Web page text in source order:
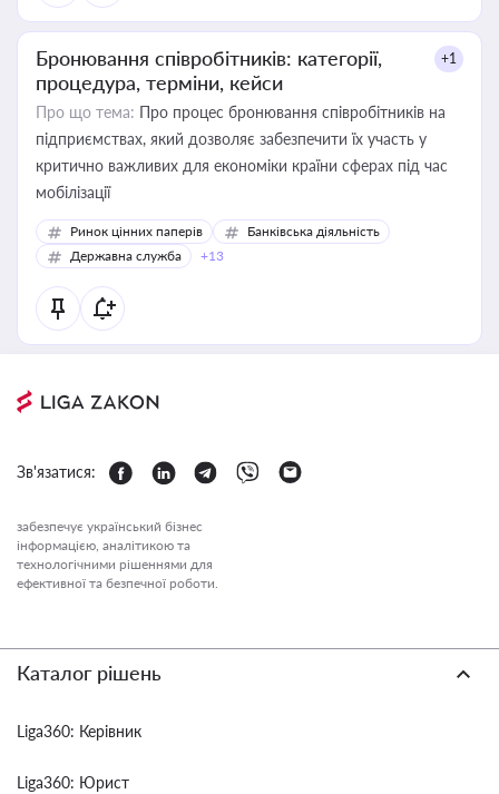
Бронювання співробітників: категорії,
процедура, терміни, кейси
+1
Про що тема: Про процес бронювання співробітників на
підприємствах, який дозволяє забезпечити їх участь у
критично важливих для економіки країни сферах під час
мобілізації
Ринок цінних паперів
Банківська діяльність
Державна служба
+13
Зв'язатися:
забезпечує український бізнес
інформацією, аналітикою та
технологічними рішеннями для
ефективної та безпечної роботи.
Каталог рішень
Liga360: Керівник
Liga360: Юрист